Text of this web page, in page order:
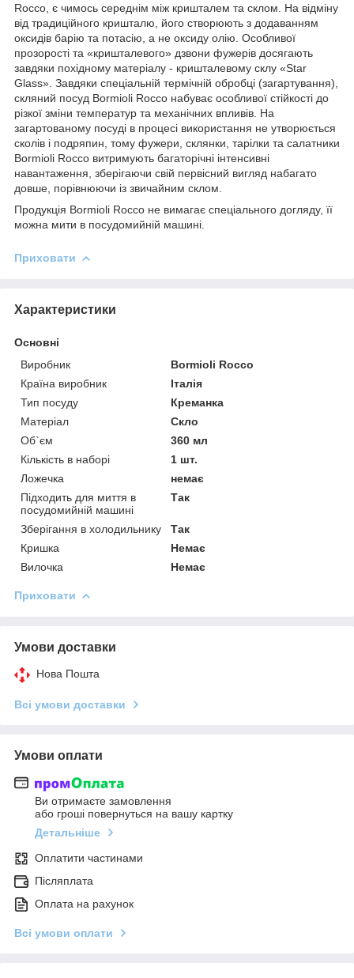
Rocco, є чимось середнім між кришталем та склом. На відміну
від традиційного кришталю, його створюють з додаванням
оксидів барію та потасію, а не оксиду олію. Особливої ​​
прозорості та «кришталевого» дзвони фужерів досягають
завдяки похідному матеріалу - кришталевому склу «Star
Glass». Завдяки спеціальній термічній обробці (загартування),
скляний посуд Bormioli Rocco набуває особливої ​​стійкості до
різкої зміни температур та механічних впливів. На
загартованому посуді в процесі використання не утворюється
сколів і подряпин, тому фужери, склянки, тарілки та салатники
Bormioli Rocco витримують багаторічні інтенсивні
навантаження, зберігаючи свій первісний вигляд набагато
довше, порівнюючи із звичайним склом.
Продукція Bormioli Rocco не вимагає спеціального догляду, її
можна мити в посудомийній машині.
Приховати
Характеристики
Основні
Виробник
Bormioli Rocco
Країна виробник
Італія
Тип посуду
Креманка
Матеріал
Скло
Об`єм
360 мл
Кількість в наборі
1 шт.
Ложечка
немає
Підходить для миття в
посудомийній машині
Так
Зберігання в холодильнику
Так
Кришка
Немає
Вилочка
Немає
Приховати
Умови доставки
Нова Пошта
Всі умови доставки
Умови оплати
Ви отримаєте замовлення
або гроші повернуться на вашу картку
Детальніше
Оплатити частинами
Післяплата
Оплата на рахунок
Всі умови оплати